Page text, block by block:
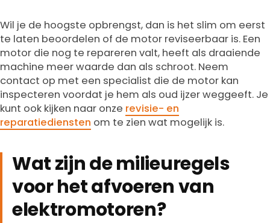
Wil je de hoogste opbrengst, dan is het slim om eerst
te laten beoordelen of de motor reviseerbaar is. Een
motor die nog te repareren valt, heeft als draaiende
machine meer waarde dan als schroot. Neem
contact op met een specialist die de motor kan
inspecteren voordat je hem als oud ijzer weggeeft. Je
kunt ook kijken naar onze revisie- en
reparatiediensten om te zien wat mogelijk is.
Wat zijn de milieuregels
voor het afvoeren van
elektromotoren?